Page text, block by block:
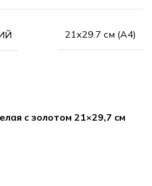
21х29.7 см (А4)
с золотом 21×29,7 см